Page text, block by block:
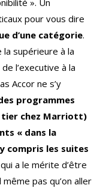
». Un
pour vous dire
d’une catégorie.
supérieure à la
l’executive à la
Accor ne s’y
programmes
tier chez Marriott)
« dans la
compris les suites
a le mérite d’être
pas qu’on aller